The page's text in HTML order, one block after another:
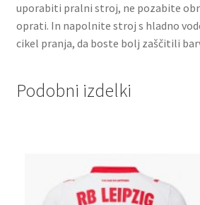
uporabiti pralni stroj, ne pozabite
oprati. In napolnite stroj s hladno
cikel pranja, da boste bolj zaščitili
Podobni izdelki